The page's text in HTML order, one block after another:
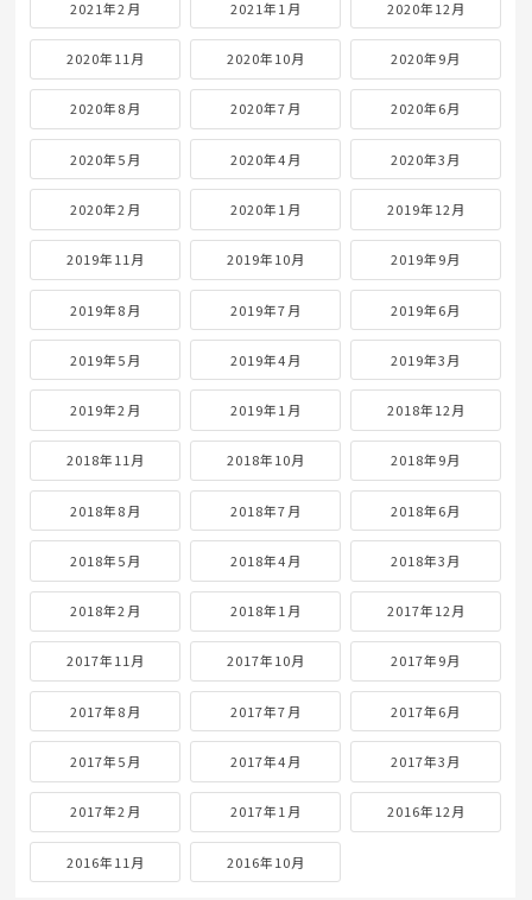
2021年2月 2021年1月 2020年12月
2020年11月 2020年10月 2020年9月
2020年8月 2020年7月 2020年6月
2020年5月 2020年4月 2020年3月
2020年2月 2020年1月 2019年12月
2019年11月 2019年10月 2019年9月
2019年8月 2019年7月 2019年6月
2019年5月 2019年4月 2019年3月
2019年2月 2019年1月 2018年12月
2018年11月 2018年10月 2018年9月
2018年8月 2018年7月 2018年6月
2018年5月 2018年4月 2018年3月
2018年2月 2018年1月 2017年12月
2017年11月 2017年10月 2017年9月
2017年8月 2017年7月 2017年6月
2017年5月 2017年4月 2017年3月
2017年2月 2017年1月 2016年12月
2016年11月 2016年10月